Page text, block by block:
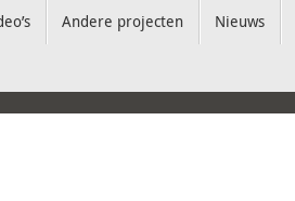
Andere projecten Nieuws